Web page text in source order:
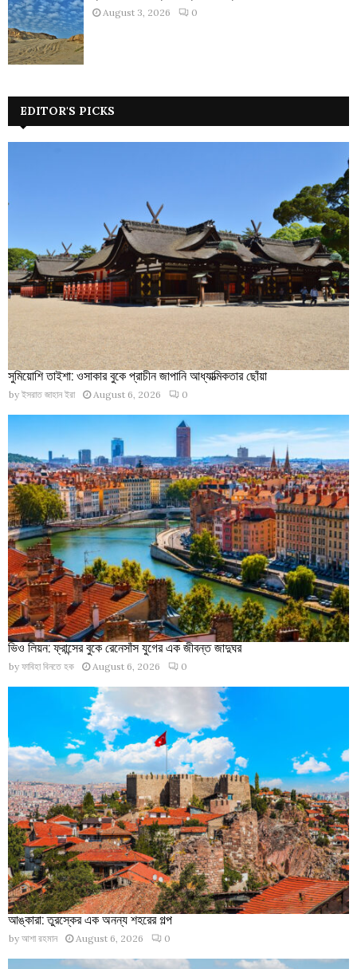
August 3, 2026 0
EDITOR'S PICKS
সুমিয়োশি তাইশা: ওসাকার বুকে প্রাচীন জাপানি আধ্যাত্মিকতার ছোঁয়া
by ইসরাত জাহান ইরা August 6, 2026 0
ভিও লিয়ন: ফ্রান্সের বুকে রেনেসাঁস যুগের এক জীবন্ত জাদুঘর
by ফাবিহা বিনতে হক August 6, 2026 0
আঙ্কারা: তুরস্কের এক অনন্য শহরের গল্প
by আশা রহমান August 6, 2026 0